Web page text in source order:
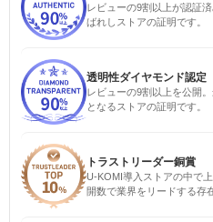
レビューの9割以上が認証
ばれしストアの証明です。
透明性ダイヤモンド認定
レビューの9割以上を公開
となるストアの証明です。
トラストリーダー銅賞
U-KOMI導入ストアの中で
開数で業界をリードする存